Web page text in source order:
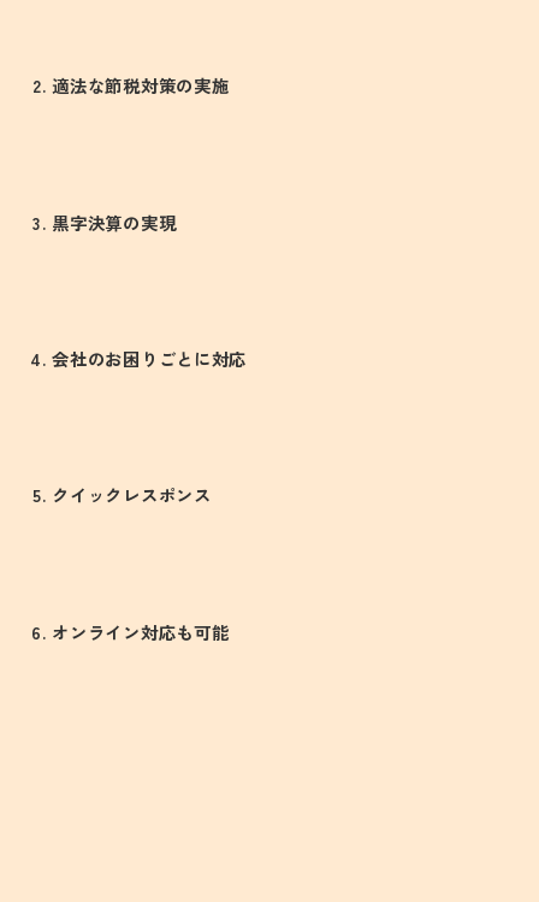
適法な節税対策の実施
黒字決算の実現
会社のお困りごとに対応
クイックレスポンス
オンライン対応も可能